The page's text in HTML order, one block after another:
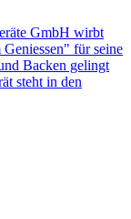
GmbH wirbt
für seine
Backen gelingt
steht in den